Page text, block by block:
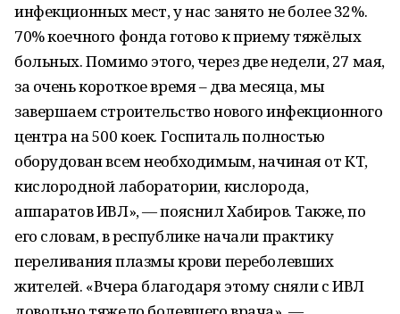
инфекционных мест, у нас занято не более 32%.
70% коечного фонда готово к приему тяжёлых
больных. Помимо этого, через две недели, 27 мая,
за очень короткое время – два месяца, мы
завершаем строительство нового инфекционного
центра на 500 коек. Госпиталь полностью
оборудован всем необходимым, начиная от КТ,
кислородной лаборатории, кислорода,
аппаратов ИВЛ», — пояснил Хабиров. Также, по
его словам, в республике начали практику
переливания плазмы крови переболевших
жителей. «Вчера благодаря этому сняли с ИВЛ